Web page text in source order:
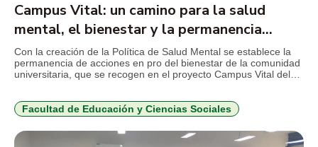
Campus Vital: un camino para la salud
mental, el bienestar y la permanencia
estudiantil
Con la creación de la Política de Salud Mental se establece la
permanencia de acciones en pro del bienestar de la comunidad
universitaria, que se recogen en el proyecto Campus Vital del
Universitaria, en cabeza del […]
Facultad de Educación y Ciencias Sociales